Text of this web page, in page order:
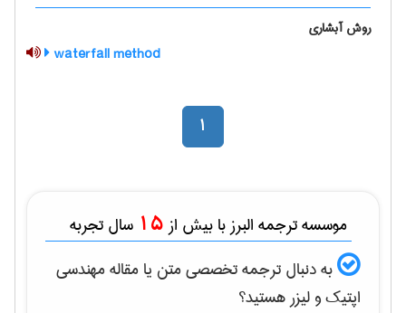
روش آبشاری
waterfall method
1
موسسه ترجمه البرز با بیش از 15 سال تجربه
به دنبال ترجمه تخصصی متن یا مقالهمهندسی
اپتیک و لیزرهستید؟